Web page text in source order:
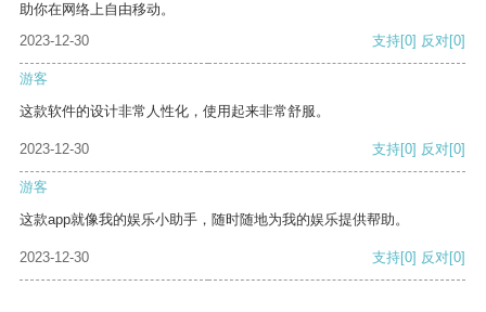
助你在网络上自由移动。
2023-12-30
支持[0] 反对[0]
游客
这款软件的设计非常人性化，使用起来非常舒服。
2023-12-30 支持[0] 反对[0]
游客
这款app就像我的娱乐小助手，随时随地为我的娱乐提供帮助。
2023-12-30 支持[0] 反对[0]